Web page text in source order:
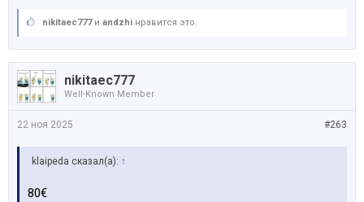
nikitaec777и аndzhi нравится это.
nikitaec777
Well-Known Member
#263
22 ноя 2025
klaipeda сказал(а): ↑
80€